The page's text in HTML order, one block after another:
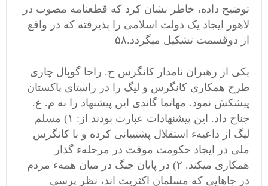
توضیح داده، خاطر نشان کرد که قطعنامه مصوب در
لاهور ایجاد یک دولت اسلامی را پذیرفته که در واقع
از دوقسمت تشکیل میگردد.۵۸
یکی از رهبران نامدار کانگرس ج. راجا گوپال چاری
طرح همکاری کانگرس و لیگ را در راستای پاکستان
پیشکش نمود. مهاتما گاندی این پیشنهاد را به م. ع.
جناح داد. این پیشنهادات عبارت بودند از: ۱) مسلم
لیگ از داعیهء استقلال پشتیبانی کرده و با کانگرس
ملی در ایجاد حکومت موقت در مرحلهء گذار
همکاری میکند. ۲) در پایان جنگ در میان همهء مردم
در جاهایی که مسلمان اکثریت اند، نظر پرسی